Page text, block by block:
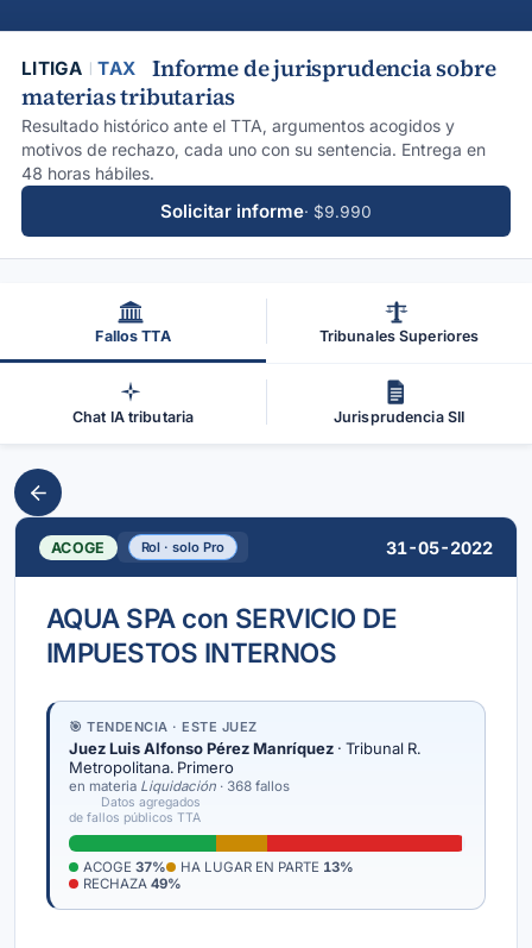
LITIGA TAX
Informe de jurisprudencia sobre
materias tributarias
Resultado histórico ante el TTA, argumentos acogidos y
motivos de rechazo, cada uno con su sentencia. Entrega en
48 horas hábiles.
Solicitar informe· $9.990
Fallos TTA Tribunales Superiores
Chat IA tributaria Jurisprudencia SII
ACOGE Rol · solo Pro 31-05-2022
AQUA SPA con SERVICIO DE
IMPUESTOS INTERNOS
🎯 TENDENCIA · ESTE JUEZ
Juez Luis Alfonso Pérez Manríquez · Tribunal R.
Metropolitana. Primero
en materia Liquidación · 368 fallos
Datos agregados
de fallos públicos TTA
ACOGE 37% HA LUGAR EN PARTE 13%
RECHAZA 49%